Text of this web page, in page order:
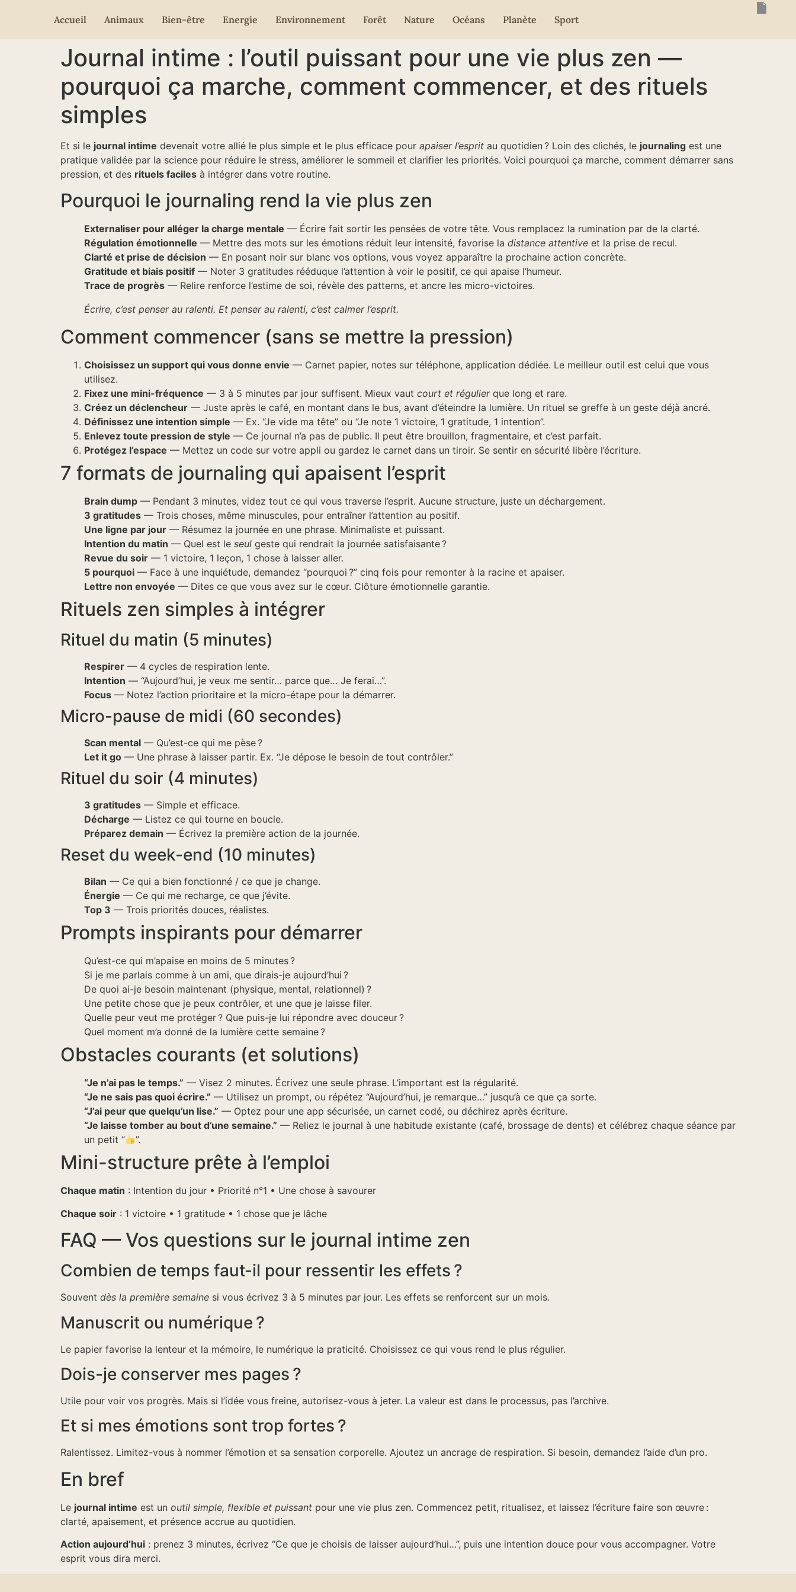
Accueil Animaux Bien-être Energie Environnement Forêt Nature Océans Planète Sport
Journal intime : l’outil puissant pour une vie plus zen —
pourquoi ça marche, comment commencer, et des rituels
simples
Et si le journal intime devenait votre allié le plus simple et le plus efficace pour apaiser l’esprit au quotidien ? Loin des clichés, le journaling est une
pratique validée par la science pour réduire le stress, améliorer le sommeil et clarifier les priorités. Voici pourquoi ça marche, comment démarrer sans
pression, et des rituels faciles à intégrer dans votre routine.
Pourquoi le journaling rend la vie plus zen
Externaliser pour alléger la charge mentale — Écrire fait sortir les pensées de votre tête. Vous remplacez la rumination par de la clarté.
Régulation émotionnelle — Mettre des mots sur les émotions réduit leur intensité, favorise la distance attentive et la prise de recul.
Clarté et prise de décision — En posant noir sur blanc vos options, vous voyez apparaître la prochaine action concrète.
Gratitude et biais positif — Noter 3 gratitudes rééduque l’attention à voir le positif, ce qui apaise l’humeur.
Trace de progrès — Relire renforce l’estime de soi, révèle des patterns, et ancre les micro-victoires.
Écrire, c’est penser au ralenti. Et penser au ralenti, c’est calmer l’esprit.
Comment commencer (sans se mettre la pression)
Choisissez un support qui vous donne envie — Carnet papier, notes sur téléphone, application dédiée. Le meilleur outil est celui que vous
utilisez.
Fixez une mini-fréquence — 3 à 5 minutes par jour suffisent. Mieux vaut court et régulierque long et rare.
Créez un déclencheur — Juste après le café, en montant dans le bus, avant d’éteindre la lumière. Un rituel se greffe à un geste déjà ancré.
Définissez une intention simple — Ex. “Je vide ma tête” ou “Je note 1 victoire, 1 gratitude, 1 intention”.
Enlevez toute pression de style — Ce journal n’a pas de public. Il peut être brouillon, fragmentaire, et c’est parfait.
Protégez l’espace — Mettez un code sur votre appli ou gardez le carnet dans un tiroir. Se sentir en sécurité libère l’écriture.
7 formats de journaling qui apaisent l’esprit
Brain dump — Pendant 3 minutes, videz tout ce qui vous traverse l’esprit. Aucune structure, juste un déchargement.
3 gratitudes — Trois choses, même minuscules, pour entraîner l’attention au positif.
Une ligne par jour — Résumez la journée en une phrase. Minimaliste et puissant.
Intention du matin — Quel est le seul geste qui rendrait la journée satisfaisante ?
Revue du soir — 1 victoire, 1 leçon, 1 chose à laisser aller.
5 pourquoi — Face à une inquiétude, demandez “pourquoi ?” cinq fois pour remonter à la racine et apaiser.
Lettre non envoyée — Dites ce que vous avez sur le cœur. Clôture émotionnelle garantie.
Rituels zen simples à intégrer
Rituel du matin (5 minutes)
Respirer — 4 cycles de respiration lente.
Intention — “Aujourd’hui, je veux me sentir… parce que… Je ferai…”.
Focus — Notez l’action prioritaire et la micro-étape pour la démarrer.
Micro-pause de midi (60 secondes)
Scan mental — Qu’est-ce qui me pèse ?
Let it go — Une phrase à laisser partir. Ex. “Je dépose le besoin de tout contrôler.”
Rituel du soir (4 minutes)
3 gratitudes — Simple et efficace.
Décharge — Listez ce qui tourne en boucle.
Préparez demain — Écrivez la première action de la journée.
Reset du week-end (10 minutes)
Bilan — Ce qui a bien fonctionné / ce que je change.
Énergie — Ce qui me recharge, ce que j’évite.
Top 3 — Trois priorités douces, réalistes.
Prompts inspirants pour démarrer
Qu’est-ce qui m’apaise en moins de 5 minutes ?
Si je me parlais comme à un ami, que dirais-je aujourd’hui ?
De quoi ai-je besoin maintenant (physique, mental, relationnel) ?
Une petite chose que je peux contrôler, et une que je laisse filer.
Quelle peur veut me protéger ? Que puis-je lui répondre avec douceur ?
Quel moment m’a donné de la lumière cette semaine ?
Obstacles courants (et solutions)
“Je n’ai pas le temps.” — Visez 2 minutes. Écrivez une seule phrase. L’important est la régularité.
“Je ne sais pas quoi écrire.” — Utilisez un prompt, ou répétez “Aujourd’hui, je remarque…” jusqu’à ce que ça sorte.
“J’ai peur que quelqu’un lise.” — Optez pour une app sécurisée, un carnet codé, ou déchirez après écriture.
“Je laisse tomber au bout d’une semaine.” — Reliez le journal à une habitude existante (café, brossage de dents) et célébrez chaque séance par
un petit “
”.
Mini-structure prête à l’emploi
Chaque matin : Intention du jour • Priorité n°1 • Une chose à savourer
Chaque soir : 1 victoire • 1 gratitude • 1 chose que je lâche
FAQ — Vos questions sur le journal intime zen
Combien de temps faut-il pour ressentir les effets ?
Souvent dès la première semaine si vous écrivez 3 à 5 minutes par jour. Les effets se renforcent sur un mois.
Manuscrit ou numérique ?
Le papier favorise la lenteur et la mémoire, le numérique la praticité. Choisissez ce qui vous rend le plus régulier.
Dois-je conserver mes pages ?
Utile pour voir vos progrès. Mais si l’idée vous freine, autorisez-vous à jeter. La valeur est dans le processus, pas l’archive.
Et si mes émotions sont trop fortes ?
Ralentissez. Limitez-vous à nommer l’émotion et sa sensation corporelle. Ajoutez un ancrage de respiration. Si besoin, demandez l’aide d’un pro.
En bref
Le journal intime est un outil simple, flexible et puissant pour une vie plus zen. Commencez petit, ritualisez, et laissez l’écriture faire son œuvre :
clarté, apaisement, et présence accrue au quotidien.
Action aujourd’hui : prenez 3 minutes, écrivez “Ce que je choisis de laisser aujourd’hui…”, puis une intention douce pour vous accompagner. Votre
esprit vous dira merci.